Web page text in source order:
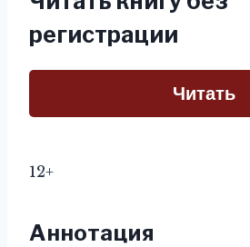
регистрации
Читать
12+
Аннотация